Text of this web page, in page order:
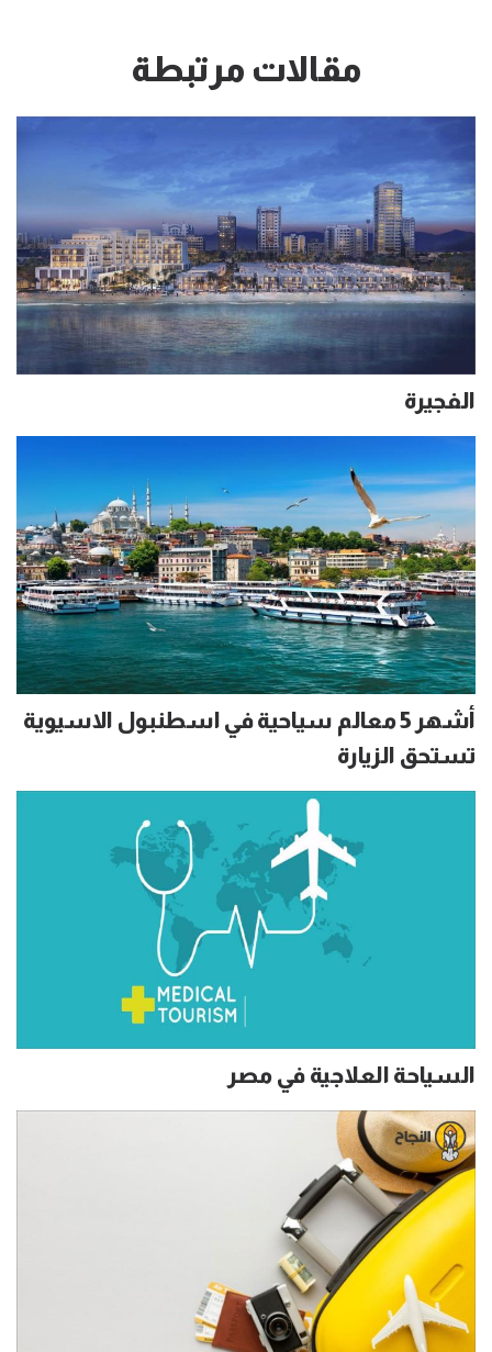
مقالات مرتبطة
الفجيرة
أشهر 5 معالم سياحية في اسطنبول الاسيوية
تستحق الزيارة
السياحة العلاجية في مصر